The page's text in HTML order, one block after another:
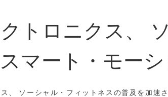
トロニクス、
マート・モー
、 ソーシャル・フィットネスの普及を加速